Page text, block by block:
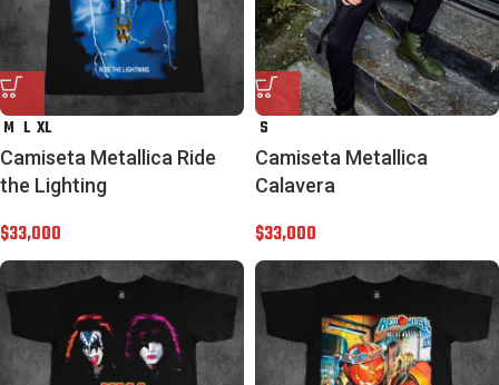
M L XL
Camiseta Metallica Ride
the Lighting
$33,000
S
Camiseta Metallica
Calavera
$33,000